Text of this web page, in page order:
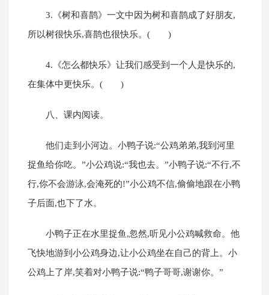
3.《树和喜鹊》一文中因为树和喜鹊成了好朋友,
所以树很快乐,喜鹊也很快乐。( )
4.《怎么都快乐》让我们感受到一个人是快乐的,
在集体中更快乐。( )
八、课内阅读。
他们走到小河边。小鸭子说:“公鸡弟弟,我到河里
捉鱼给你吃。”小公鸡说:“我也去。”小鸭子说:“不行,不
行,你不会游泳,会淹死的!”小公鸡不信,偷偷地跟在小鸭
子后面,也下了水。
小鸭子正在水里捉鱼,忽然,听见小公鸡喊救命。他
飞快地游到小公鸡身边,让小公鸡坐在自己的背上。小
公鸡上了岸,笑着对小鸭子说:“鸭子哥哥,谢谢你。”